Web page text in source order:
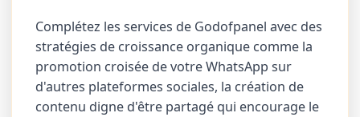
Complétez les services de Godofpanel avec des
stratégies de croissance organique comme la
promotion croisée de votre WhatsApp sur
d'autres plateformes sociales, la création de
contenu digne d'être partagé qui encourage le